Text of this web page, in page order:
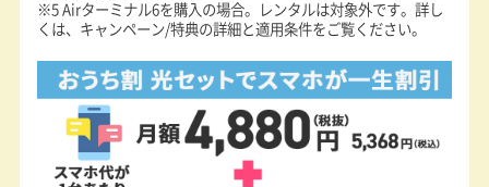
※5 Airターミナル6を購入の場合。レンタルは対象外です。詳し
くは、キャンペーン/特典の詳細と適用条件をご覧ください。